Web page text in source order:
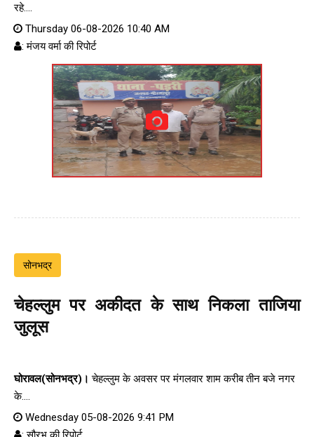
रहे....
Thursday 06-08-2026 10:40 AM
: मंजय वर्मा की रिपोर्ट
सोनभद्र
चेहल्लुम पर अकीदत के साथ निकला ताजिया
जुलूस
घोरावल(सोनभद्र)। चेहल्लुम के अवसर पर मंगलवार शाम करीब तीन बजे नगर
के....
Wednesday 05-08-2026 9:41 PM